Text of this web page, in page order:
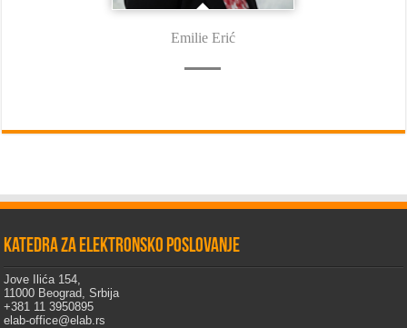
Emilie Erić
Katedra za elektronsko poslovanje
Jove Ilića 154,
11000 Beograd, Srbija
+381 11 3950895
elab-office@elab.rs